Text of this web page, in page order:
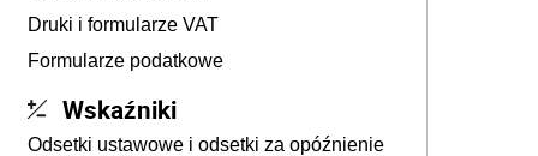
Druki i formularze VAT
Formularze podatkowe
Wskaźniki
Odsetki ustawowe i odsetki za opóźnienie